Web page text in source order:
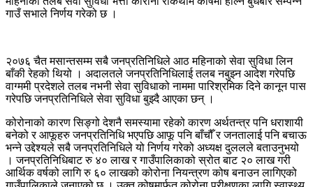
गाउँ सभाले निर्णय गरेको छ ।
२०७६ चैत मसान्तसम्म सबै जनप्रतिनिधिले आठ महिनाको सेवा सुविधा लिन
बाँकी रेहको थियो । अदालतले जनप्रतिनिधिलाई तलब नबुझ्न आदेश गरेपछि
वाग्ममी प्रदेशले तलब नभनी सेवा सुविधाको नाममा पारिश्रमिक दिने कानून पास
गरेपछि जनप्रतिनिधिले सेवा सुविधा बुझ्दै आएका छन् ।
कोरोनाको कारण सिङ्गो देशनै समस्यामा रहेको कारण अर्थतन्त्र पनि धराशायी
बनेको र आफूहरु जनप्रतिनिधि भएपछि आफू पनि बाँचौँ र जनतालाई पनि बचाऊ
भन्ने उद्देश्यले सबै जनप्रतिनिधिले यो निर्णय गरेको अध्यक्ष दुललले बताउनुभयो
। जनप्रतिनिधिबाट रु ४० लाख र गाउँपालिकाको स्रोत बाट २० लाख गरी
आर्थिक वर्षको लागि रु ६० लाखको कोरोना नियन्त्रण कोष बनाउन लागिएको